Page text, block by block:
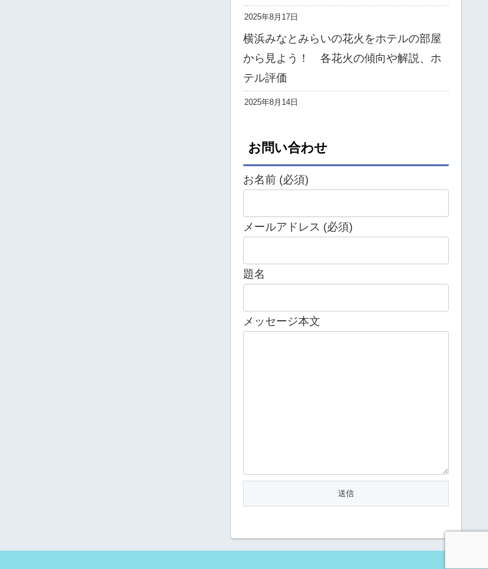
2025年8月17日
横浜みなとみらいの花火をホテルの部屋
から見よう！ 各花火の傾向や解説、ホ
テル評価
2025年8月14日
お問い合わせ
お名前 (必須)
メールアドレス (必須)
題名
メッセージ本文